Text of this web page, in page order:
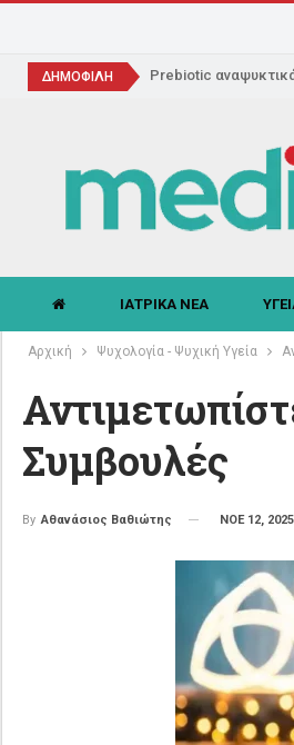
ΔΗΜΟΦΙΛΗ Prebiotic
ΙΑΤΡΙΚΑ ΝΕΑ
Αρχική Ψυχολογία - Ψυχική Υγεία
Συμβουλές
By Αθανάσιος Βαθιώτης ΝΟΕ 12, 2025